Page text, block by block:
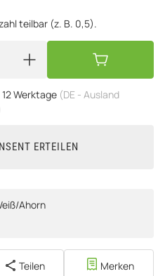
teilbar (z. B. 0,5).
12 Werktage (DE - Ausland
ERTEILEN
Ahorn
Teilen Merken